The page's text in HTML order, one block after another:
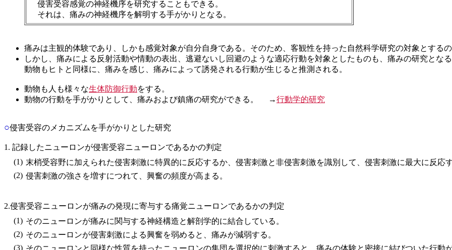
侵害受容感覚の神経機序を研究することもできる。
それは、痛みの神経機序を解明する手がかりとなる。
痛みは主観的体験であり、しかも感覚対象が自分自身である。そのため、客観性を持った自然科学研究の対象とするの
しかし、痛みによる反射活動や情動の表出、逃避ないし回避のような適応行動を対象としたものも、痛みの研究となる
動物もヒトと同様に、痛みを感じ、痛みによって誘発される行動が生じると推測される。
動物も人も様々な生体防御行動をする。
動物の行動を手がかりとして、痛みおよび鎮痛の研究ができる。 →行動学的研究
○侵害受容のメカニズムを手がかりとした研究
1. 記録したニューロンが侵害受容ニューロンであるかの判定
(1) 末梢受容野に加えられた侵害刺激に特異的に反応するか、侵害刺激と非侵害刺激を識別して、侵害刺激に最大に反応
(2) 侵害刺激の強さを増すにつれて、興奮の頻度が高まる。
2.侵害受容ニューロンが痛みの発現に寄与する痛覚ニューロンであるかの判定
(1) そのニューロンが痛みに関与する神経構造と解剖学的に結合している。
(2) そのニューロンが侵害刺激による興奮を弱めると、痛みが減弱する。
(3) そのニューロンと同様な性質を持ったニューロンの集団を選択的に刺激すると、痛みの体験と密接に結びついた行動